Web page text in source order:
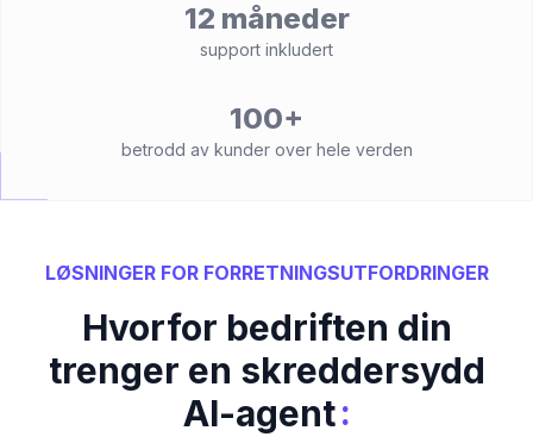
12 måneder
support inkludert
100+
betrodd av kunder over hele verden
LØSNINGER FOR FORRETNINGSUTFORDRINGER
Hvorfor bedriften din
trenger en skreddersydd
AI-agent: